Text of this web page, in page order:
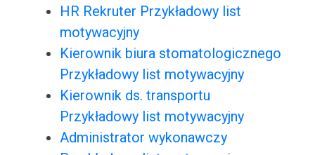
HR Rekruter Przykładowy list
motywacyjny
Kierownik biura stomatologicznego
Przykładowy list motywacyjny
Kierownik ds. transportu
Przykładowy list motywacyjny
Administrator wykonawczy